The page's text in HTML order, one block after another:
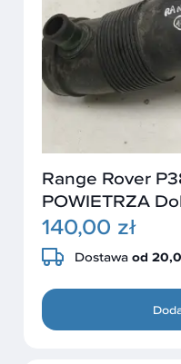
Range Rover
POWIETRZA
140,00 zł
Dostawa od